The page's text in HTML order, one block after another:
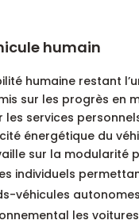
humain
humaine restant
sur les progrès en
les services
énergétique du
sur la modularité
individuels
véhicules
les